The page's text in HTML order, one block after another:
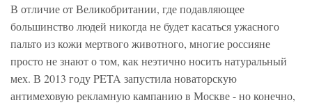
В отличие от Великобритании, где подавляющее
большинство людей никогда не будет касаться ужасного
пальто из кожи мертвого животного, многие россияне
просто не знают о том, как неэтично носить натуральный
мех. В 2013 году PETA запустила новаторскую
антимеховую рекламную кампанию в Москве - но конечно,